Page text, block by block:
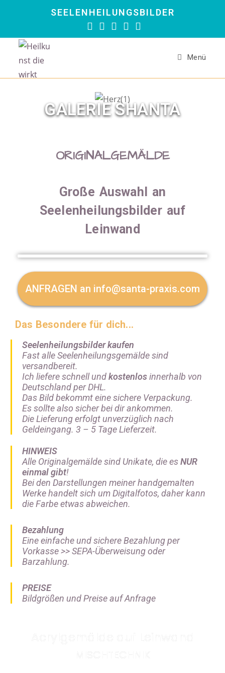
SEELENHEILUNGSBILDER
Menü
GALERIE SHANTA
ORIGINALGEMÄLDE
Große Auswahl an
Seelenheilungsbilder auf
Leinwand
ANFRAGEN an info@santa-praxis.com
Das Besondere für dich...
Seelenheilungsbilder kaufen
Fast alle Seelenheilungsgemälde sind
versandbereit.
Ich liefere schnell undkostenlosinnerhalb von
Deutschland per DHL.
Das Bild bekommt eine sichere Verpackung.
Es sollte also sicher bei dir ankommen.
Die Lieferung erfolgt unverzüglich nach
Geldeingang. 3 – 5 Tage Lieferzeit.
HINWEIS
Alle Originalgemälde sind Unikate, die esNUR
einmal gibt!
Bei den Darstellungen meiner handgemalten
Werke handelt sich um Digitalfotos, daher kann
die Farbe etwas abweichen.
Bezahlung
Eine einfache und sichere Bezahlung per
Vorkasse >>SEPA-Überweisung oder
Barzahlung.
PREISE
Bildgrößen und Preise auf Anfrage